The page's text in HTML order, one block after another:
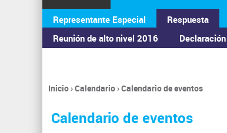
Representante Especial
Respuesta
Reunión de alto nivel 2016
ASAMBLEA GENERAL
Se
encuentra
usted
Inicio›Calendario›Calendario de eventos
Calendario de eventos